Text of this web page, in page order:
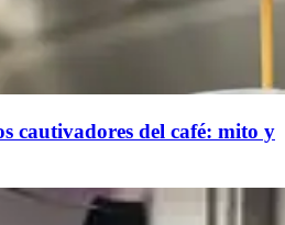
cautivadores del café: mito y